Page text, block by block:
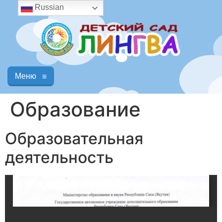
Меню ≡
Образование
Образовательная
деятельность
Russian